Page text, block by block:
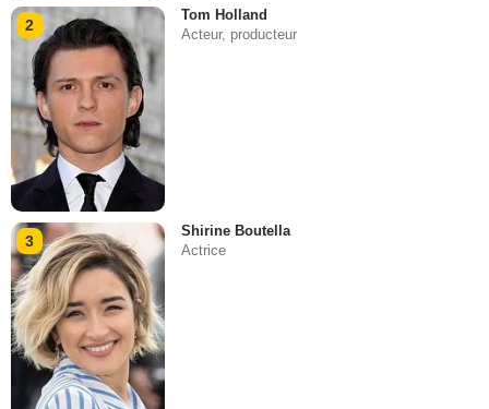
2
Tom Holland
Acteur, producteur
3
Shirine Boutella
Actrice